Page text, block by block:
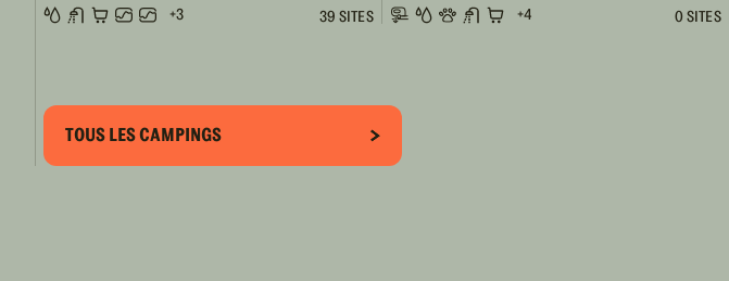
+3 39 SITES +4 0 SITES
TOUS LES CAMPINGS